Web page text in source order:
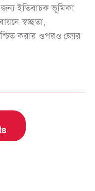
ইতিবাচক ভূমিকা
স্বচ্ছতা,
করার ওপরও জোর